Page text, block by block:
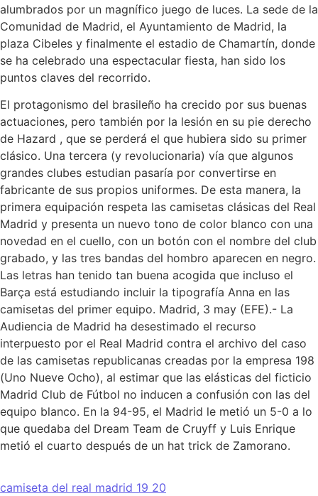
alumbrados por un magnífico juego de luces. La sede de la
Comunidad de Madrid, el Ayuntamiento de Madrid, la
plaza Cibeles y finalmente el estadio de Chamartín, donde
se ha celebrado una espectacular fiesta, han sido los
puntos claves del recorrido.
El protagonismo del brasileño ha crecido por sus buenas
actuaciones, pero también por la lesión en su pie derecho
de Hazard , que se perderá el que hubiera sido su primer
clásico. Una tercera (y revolucionaria) vía que algunos
grandes clubes estudian pasaría por convertirse en
fabricante de sus propios uniformes. De esta manera, la
primera equipación respeta las camisetas clásicas del Real
Madrid y presenta un nuevo tono de color blanco con una
novedad en el cuello, con un botón con el nombre del club
grabado, y las tres bandas del hombro aparecen en negro.
Las letras han tenido tan buena acogida que incluso el
Barça está estudiando incluir la tipografía Anna en las
camisetas del primer equipo. Madrid, 3 may (EFE).- La
Audiencia de Madrid ha desestimado el recurso
interpuesto por el Real Madrid contra el archivo del caso
de las camisetas republicanas creadas por la empresa 198
(Uno Nueve Ocho), al estimar que las elásticas del ficticio
Madrid Club de Fútbol no inducen a confusión con las del
equipo blanco. En la 94-95, el Madrid le metió un 5-0 a lo
que quedaba del Dream Team de Cruyff y Luis Enrique
metió el cuarto después de un hat trick de Zamorano.
camiseta del real madrid 19 20